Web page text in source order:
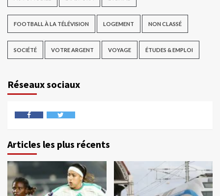
FOOTBALL À LA TÉLÉVISION LOGEMENT NON CLASSÉ
SOCIÉTÉ VOTRE ARGENT VOYAGE ÉTUDES & EMPLOI
Réseaux sociaux
Articles les plus récents